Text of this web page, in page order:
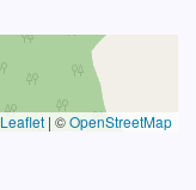
Leaflet | ©OpenStreetMap